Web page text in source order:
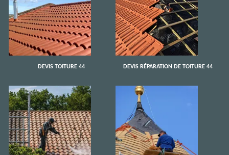
DEVIS TOITURE 44 DEVIS RÉPARATION DE TOITURE 44